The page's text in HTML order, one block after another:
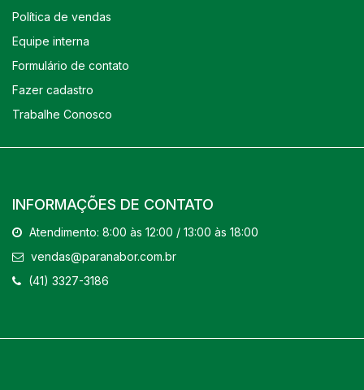
Política de vendas
Equipe interna
Formulário de contato
Fazer cadastro
Trabalhe Conosco
INFORMAÇÕES DE CONTATO
Atendimento: 8:00 às 12:00 / 13:00 às 18:00
vendas@paranabor.com.br
(41) 3327-3186